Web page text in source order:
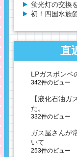
蛍光灯の交換
初！四国水族
直
LPガスボンベ
342件のビュー
【液化石油ガ
た。
332件のビュー
ガス屋さんが
いて
253件のビュー